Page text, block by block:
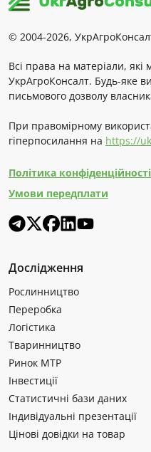
© 2004-2026,
Всі права на матеріали,
УкрАгроКонсалт. Будь-яке
письмового дозволу
При правомірному
гіперпосилання на https://
Політика конфіденційності
Умови передплати
Дослідження
Рослинництво
Переробка
Логістика
Тваринництво
Ринок МТР
Інвестиції
Статистичні бази даних
Індивідуальні презентації
Цінові довідки на товар